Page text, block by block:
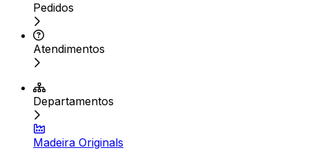
Pedidos
Atendimentos
Departamentos
Madeira Originals